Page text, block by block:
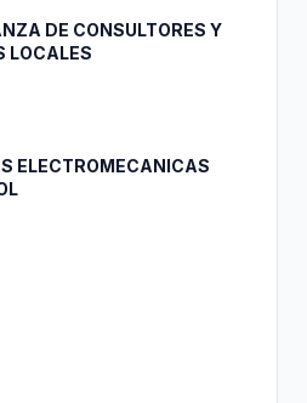
DE CONSULTORES Y
LOCALES
ELECTROMECANICAS